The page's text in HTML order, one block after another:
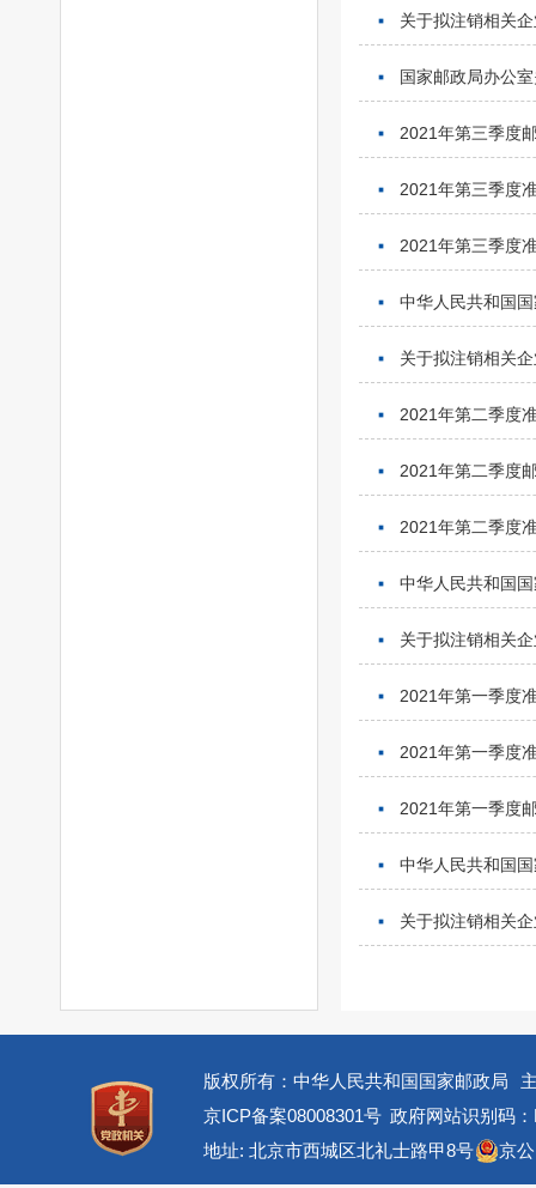
关于拟注销相关
国家邮政局办公
2021年第三季度
2021年第三季度
2021年第三季度
中华人民共和国
关于拟注销相关
2021年第二季度
2021年第二季度
2021年第二季度
中华人民共和国
关于拟注销相关
2021年第一季度
2021年第一季度
2021年第一季度
中华人民共和国
关于拟注销相关
版权所有：中华人民共和国国家邮政局
京ICP备案08008301号 政府网站识别码
地址: 北京市西城区北礼士路甲8号
京